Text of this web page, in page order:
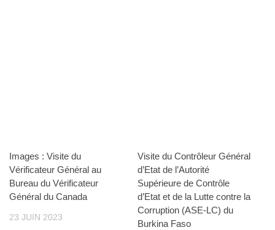
Images : Visite du
Vérificateur Général au
Bureau du Vérificateur
Général du Canada
23 JUIN 2023
Visite du Contrôleur Général
d’Etat de l’Autorité
Supérieure de Contrôle
d’Etat et de la Lutte contre la
Corruption (ASE-LC) du
Burkina Faso